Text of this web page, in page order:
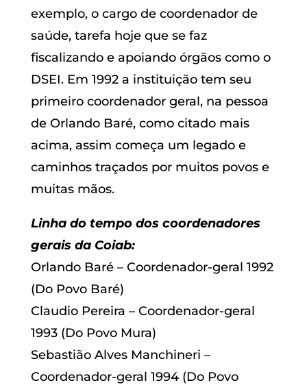
exemplo, o cargo de coordenador de
saúde, tarefa hoje que se faz
fiscalizando e apoiando órgãos como o
DSEI. Em 1992 a instituição tem seu
primeiro coordenador geral, na pessoa
de Orlando Baré, como citado mais
acima, assim começa um legado e
caminhos traçados por muitos povos e
muitas mãos.
Linha do tempo dos coordenadores
gerais da Coiab:
Orlando Baré – Coordenador-geral 1992
(Do Povo Baré)
Claudio Pereira – Coordenador-geral
1993 (Do Povo Mura)
Sebastião Alves Manchineri –
Coordenador-geral 1994 (Do Povo